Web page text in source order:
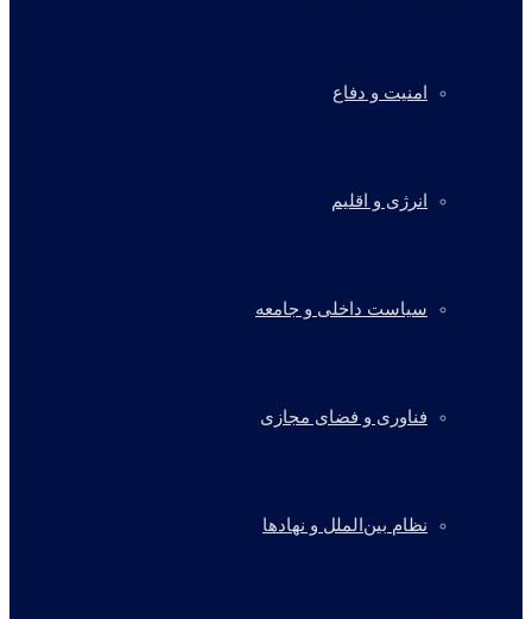
امنیت و دفاع
انرژی و اقلیم
سیاست داخلی و جامعه
فناوری و فضای مجازی
نظام بین‌الملل و نهادها